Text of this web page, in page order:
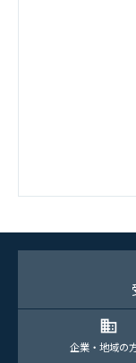
domain
企業・地域の